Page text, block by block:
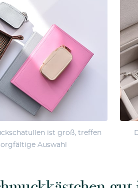
ist groß, treffen
Auswahl